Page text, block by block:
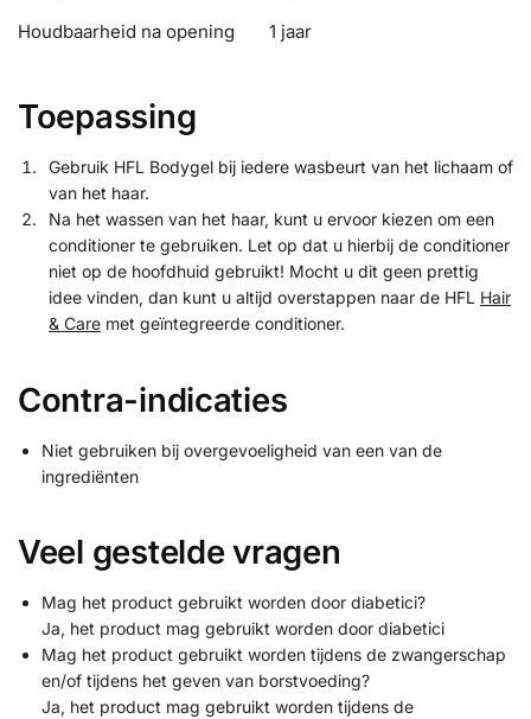
Houdbaarheid na opening
1 jaar
Toepassing
Gebruik HFL Bodygel bij iedere wasbeurt van het lichaam of
van het haar.
Na het wassen van het haar, kunt u ervoor kiezen om een
conditioner te gebruiken. Let op dat u hierbij de conditioner
niet op de hoofdhuid gebruikt! Mocht u dit geen prettig
idee vinden, dan kunt u altijd overstappen naar de HFL Hair
& Care met geïntegreerde conditioner.
Contra-indicaties
Niet gebruiken bij overgevoeligheid van een van de
ingrediënten
Veel gestelde vragen
Mag het product gebruikt worden door diabetici?
Ja, het product mag gebruikt worden door diabetici
Mag het product gebruikt worden tijdens de zwangerschap
en/of tijdens het geven van borstvoeding?
Ja, het product mag gebruikt worden tijdens de